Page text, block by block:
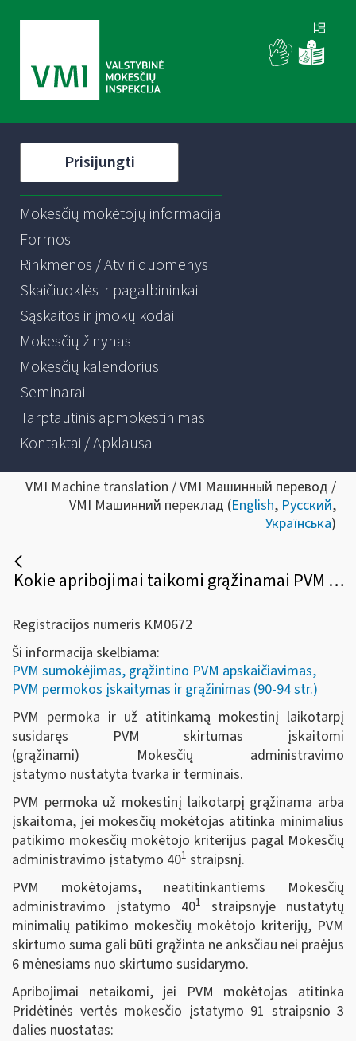
Prisijungti
Mokesčių mokėtojų informacija
Formos
Rinkmenos / Atviri duomenys
Skaičiuoklės ir pagalbininkai
Sąskaitos ir įmokų kodai
Mokesčių žinynas
Mokesčių kalendorius
Seminarai
Tarptautinis apmokestinimas
Kontaktai / Apklausa
VMI Machine translation / VMI Машинный перевод /
VMI Машинний переклад (English, Русский,
Українська)
Kokie apribojimai taikomi grąžinamai PVM sumai, susidariusiai už atitinkamą mokestinį laikotarpį?
Registracijos numeris KM0672
Ši informacija skelbiama:
PVM sumokėjimas, grąžintino PVM apskaičiavimas,
PVM permokos įskaitymas ir grąžinimas (90-94 str.)
PVM permoka ir už atitinkamą mokestinį laikotarpį
susidaręs PVM skirtumas įskaitomi
(grąžinami) Mokesčių administravimo
įstatymo nustatyta tvarka ir terminais.
PVM permoka už mokestinį laikotarpį grąžinama arba
įskaitoma, jei mokesčių mokėtojas atitinka minimalius
patikimo mokesčių mokėtojo kriterijus pagal Mokesčių
administravimo įstatymo 401 straipsnį.
PVM mokėtojams, neatitinkantiems Mokesčių
administravimo įstatymo 401
straipsnyje nustatytų
minimalių patikimo mokesčių mokėtojo kriterijų, PVM
skirtumo suma gali būti grąžinta ne anksčiau nei praėjus
6 mėnesiams nuo skirtumo susidarymo.
Apribojimai netaikomi, jei PVM mokėtojas atitinka
Pridėtinės vertės mokesčio įstatymo 91 straipsnio 3
dalies nuostatas: